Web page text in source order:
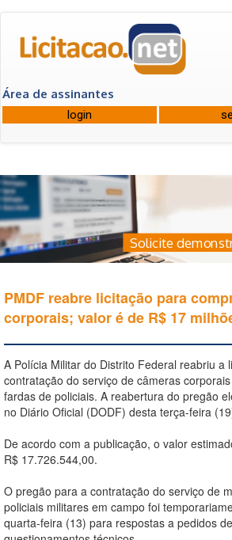
Área de assinantes
Solicite
PMDF reabre licitação para
corporais; valor é de R$ 17
A Polícia Militar do Distrito Federal reabriu a
contratação do serviço de câmeras
fardas de policiais. A reabertura do pregão
no Diário Oficial (DODF) desta terça-feira
De acordo com a publicação, o valor
R$ 17.726.544,00.
O pregão para a contratação do serviço de
policiais militares em campo foi
quarta-feira (13) para respostas a pedidos